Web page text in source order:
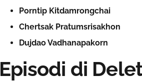
Porntip Kitdamrongchai
Chertsak Pratumsrisakhon
Dujdao Vadhanapakorn
Episodi di